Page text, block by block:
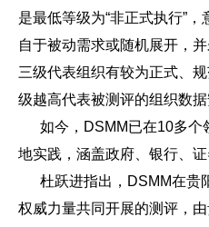
是最低等级为“非正式执行”
自于被动需求或随机展开，
三级代表组织有较为正式、
级越高代表被测评的组织数据
如今，DSMM已在10多个
地实践，涵盖政府、银行、证
杜跃进指出，DSMM在贵
权威力量共同开展的测评，